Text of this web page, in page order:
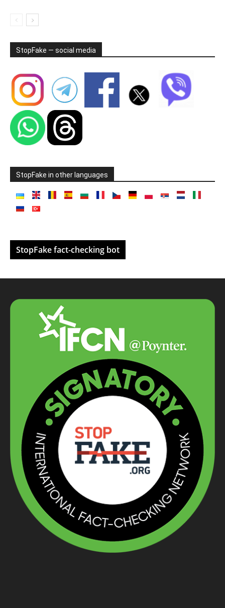
StopFake — social media
StopFake in other languages
StopFake fact-checking bot